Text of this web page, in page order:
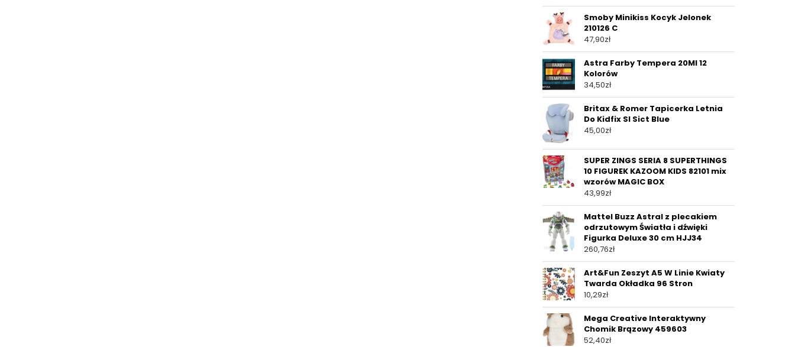
Smoby Minikiss Kocyk Jelonek
210126 C
47,90zł
Astra Farby Tempera 20Ml 12
Kolorów
34,50zł
Britax & Romer Tapicerka Letnia
Do Kidfix Sl Sict Blue
45,00zł
SUPER ZINGS SERIA 8 SUPERTHINGS
10 FIGUREK KAZOOM KIDS 82101 mix
wzorów MAGIC BOX
43,99zł
Mattel Buzz Astral z plecakiem
odrzutowym Światła i dźwięki
Figurka Deluxe 30 cm HJJ34
260,76zł
Art&Fun Zeszyt A5 W Linie Kwiaty
Twarda Okładka 96 Stron
10,29zł
Mega Creative Interaktywny
Chomik Brązowy 459603
52,40zł